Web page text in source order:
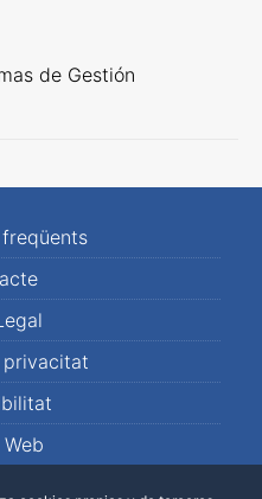
de Gestión